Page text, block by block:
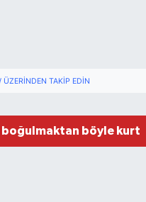
TAKIP EDIN
boğulmaktan böyle